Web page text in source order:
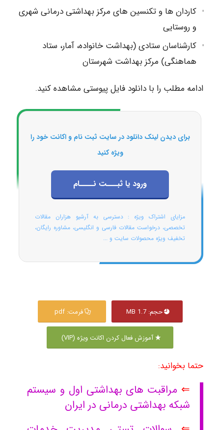
کاردان ها و تکنسین های مرکز بهداشتی درمانی شهری
و روستایی
کارشناسان ستادی (بهداشت خانواده، آمار، ستاد
هماهنگی) مرکز بهداشت شهرستان
ادامه مطلب را با دانلود فایل پیوستی مشاهده کنید.
برای دیدن لینک دانلود در سایت ثبت نام و اکانت خود را
ویژه کنید
ورود یا ثبـــت نــــام
مزایای اشتراک ویژه : دسترسی به آرشیو هزاران مقالات
تخصصی، درخواست مقالات فارسی و انگلیسی، مشاوره رایگان،
تخفیف ویژه محصولات سایت و ...
حجم: 1.7 MB فرمت: pdf
آموزش فعال کردن اکانت ویژه (VIP)
حتما بخوانید:
⇐ مراقبت های بهداشتی اول و سیستم
شبکه بهداشتی درمانی در ایران